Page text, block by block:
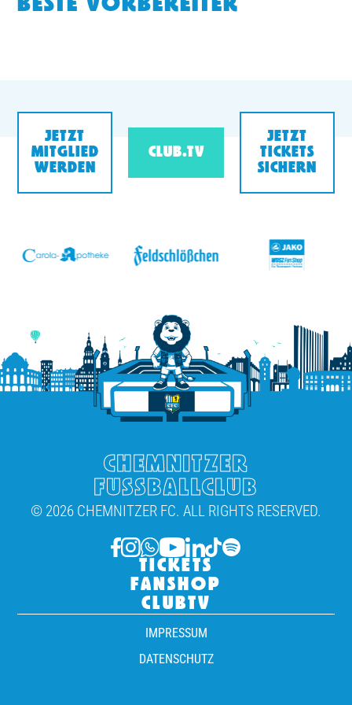
BESTE VORBEREITER
JETZT
MITGLIED
WERDEN
CLUB.TV
JETZT
TICKETS
SICHERN
CHEMNITZER
FUSSBALLCLUB
© 2026 CHEMNITZER FC. ALL RIGHTS RESERVED.
TICKETS
FANSHOP
CLUBTV
IMPRESSUM
DATENSCHUTZ